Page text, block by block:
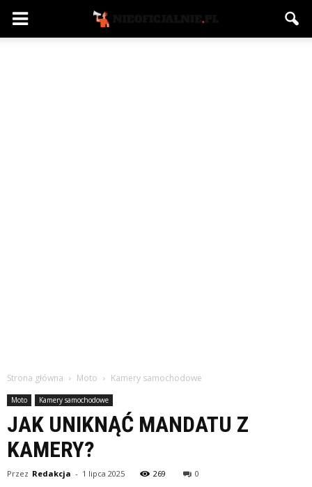
Strona główna Moto Kamery samochodowe
Moto Kamery samochodowe
JAK UNIKNĄĆ MANDATU Z
KAMERY?
Przez Redakcja - 1 lipca 2025 269 0